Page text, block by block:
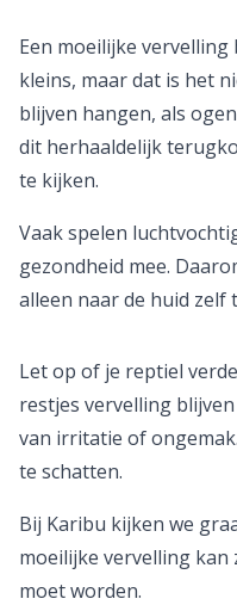
Een moeilijke
kleins, maar dat is het
blijven hangen, als
dit herhaaldelijk
te kijken.
Vaak spelen
gezondheid mee.
alleen naar de huid zelf
Let op of je reptiel
restjes vervelling
van irritatie of
te schatten.
Bij Karibu kijken we
moeilijke vervelling
moet worden.